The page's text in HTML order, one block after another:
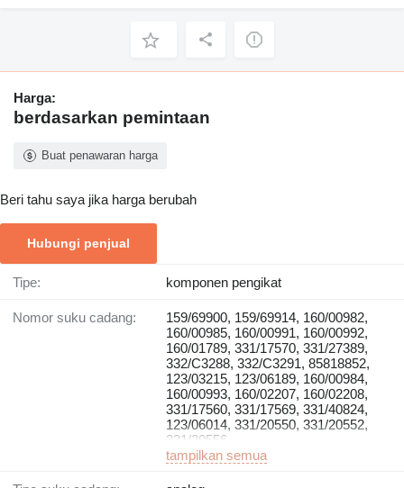
Harga:
berdasarkan pemintaan
Buat penawaran harga
Beri tahu saya jika harga berubah
Hubungi penjual
Tipe: komponen pengikat
Nomor suku cadang:
159/69900, 159/69914, 160/00982,
160/00985, 160/00991, 160/00992,
160/01789, 331/17570, 331/27389,
332/C3288, 332/C3291, 85818852,
123/03215, 123/06189, 160/00984,
160/00993, 160/02207, 160/02208,
331/17560, 331/17569, 331/40824,
123/06014, 331/20550, 331/20552,
331/20556
tampilkan semua